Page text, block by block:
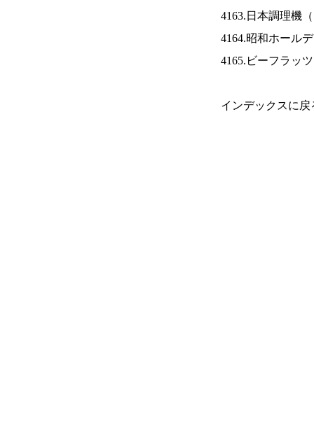
4163.日本調理機（
4164.昭和ホール
4165.ビーフラッ
インデックスに戻